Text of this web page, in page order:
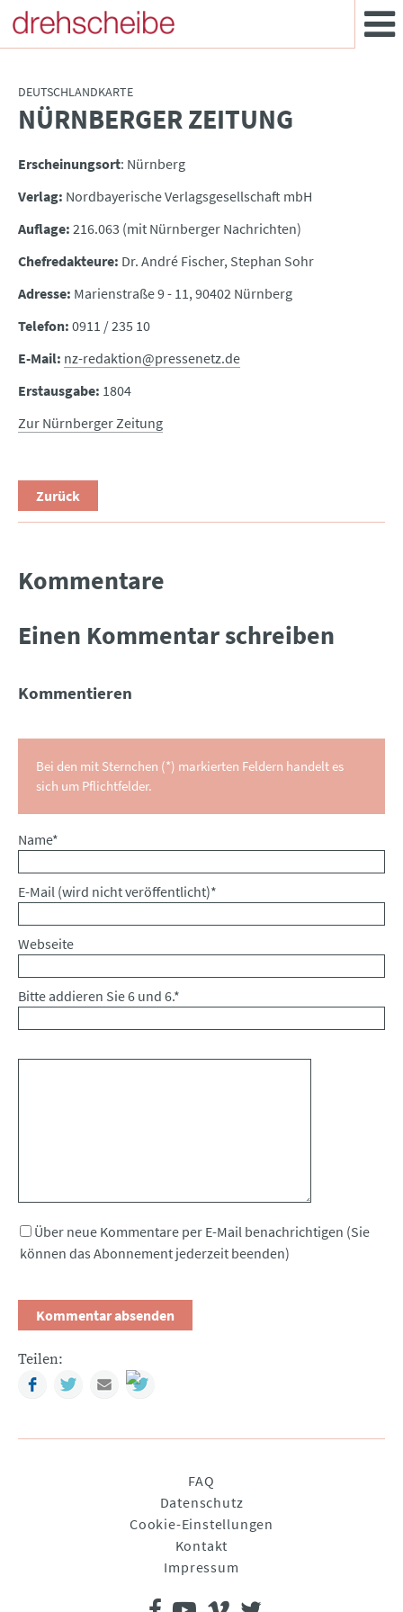
DEUTSCHLANDKARTE
:NÜRNBERGER ZEITUNG
Erscheinungsort: Nürnberg
Verlag: Nordbayerische Verlagsgesellschaft mbH
Auflage: 216.063 (mit Nürnberger Nachrichten)
Chefredakteure: Dr. André Fischer, Stephan Sohr
Adresse: Marienstraße 9 - 11, 90402 Nürnberg
Telefon: 0911 / 235 10
E-Mail: nz-redaktion@pressenetz.de
Erstausgabe: 1804
Zur Nürnberger Zeitung
Zurück
Kommentare
Einen Kommentar schreiben
Kommentieren
Bei den mit Sternchen (*) markierten Feldern handelt es
sich um Pflichtfelder.
Pflichtfeld
Name*
Pflichtfeld
E-Mail (wird nicht veröffentlicht)*
Webseite
Bitte addieren Sie 6 und 6.*
Über neue Kommentare per E-Mail benachrichtigen (Sie
können das Abonnement jederzeit beenden)
Teilen:
FacebookTwitterMail
FAQ
Datenschutz
Cookie-Einstellungen
Kontakt
Impressum